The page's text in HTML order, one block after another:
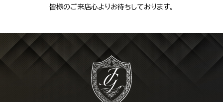
皆様のご来店心よりお待ちしております。